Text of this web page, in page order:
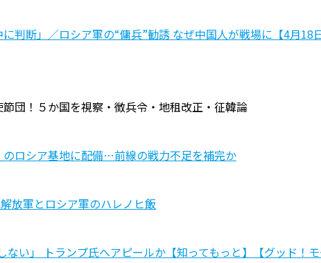
判断」／ロシア軍の“傭兵”勧誘 なぜ中国人が戦場に【4月18
団！５か国を視察・徴兵令・地租改正・征韓論
ロシア基地に配備…前線の戦力不足を補完か
放軍とロシア軍のハレノヒ飯
い」 トランプ氏へアピールか【知ってもっと】【グッド！